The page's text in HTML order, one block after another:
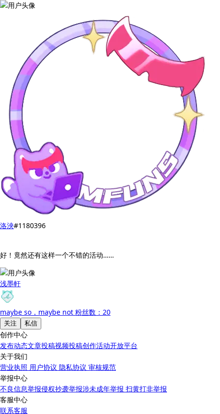
洛泱#1180396
好！竟然还有这样一个不错的活动……
浅墨軒
maybe so，maybe not 粉丝数：20
关注 私信
创作中心
发布动态文章投稿视频投稿创作活动开放平台
关于我们
营业执照 用户协议 隐私协议 审核规范
举报中心
不良信息举报侵权抄袭举报涉未成年举报 扫黄打非举报
客服中心
联系客服